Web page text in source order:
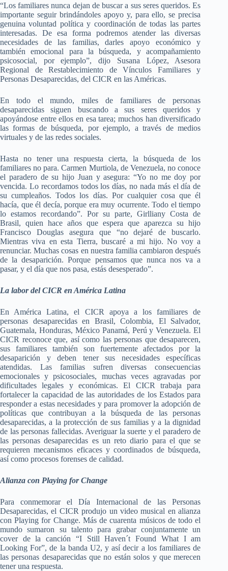
“Los familiares nunca dejan de buscar a sus seres queridos. Es
importante seguir brindándoles apoyo y, para ello, se precisa
genuina voluntad política y coordinación de todas las partes
interesadas. De esa forma podremos atender las diversas
necesidades de las familias, darles apoyo económico y
también emocional para la búsqueda, y acompañamiento
psicosocial, por ejemplo”, dijo Susana López, Asesora
Regional de Restablecimiento de Vínculos Familiares y
Personas Desaparecidas, del CICR en las Américas.
En todo el mundo, miles de familiares de personas
desaparecidas siguen buscando a sus seres queridos y
apoyándose entre ellos en esa tarea; muchos han diversificado
las formas de búsqueda, por ejemplo, a través de medios
virtuales y de las redes sociales.
Hasta no tener una respuesta cierta, la búsqueda de los
familiares no para. Carmen Murtiola, de Venezuela, no conoce
el paradero de su hijo Juan y asegura: “Yo no me doy por
vencida. Lo recordamos todos los días, no nada más el día de
su cumpleaños. Todos los días. Por cualquier cosa que él
hacía, que él decía, porque era muy ocurrente. Todo el tiempo
lo estamos recordando”. Por su parte, Girlliany Costa de
Brasil, quien hace años que espera que aparezca su hijo
Francisco Douglas asegura que “no dejaré de buscarlo.
Mientras viva en esta Tierra, buscaré a mi hijo. No voy a
renunciar. Muchas cosas en nuestra familia cambiaron después
de la desaparición. Porque pensamos que nunca nos va a
pasar, y el día que nos pasa, estás desesperado”.
La labor del CICR en América Latina
En América Latina, el CICR apoya a los familiares de
personas desaparecidas en Brasil, Colombia, El Salvador,
Guatemala, Honduras, México Panamá, Perú y Venezuela. El
CICR reconoce que, así como las personas que desaparecen,
sus familiares también son fuertemente afectados por la
desaparición y deben tener sus necesidades específicas
atendidas. Las familias sufren diversas consecuencias
emocionales y psicosociales, muchas veces agravadas por
dificultades legales y económicas. El CICR trabaja para
fortalecer la capacidad de las autoridades de los Estados para
responder a estas necesidades y para promover la adopción de
políticas que contribuyan a la búsqueda de las personas
desaparecidas, a la protección de sus familias y a la dignidad
de las personas fallecidas. Averiguar la suerte y el paradero de
las personas desaparecidas es un reto diario para el que se
requieren mecanismos eficaces y coordinados de búsqueda,
así como procesos forenses de calidad.
Alianza con Playing for Change
Para conmemorar el Día Internacional de las Personas
Desaparecidas, el CICR produjo un video musical en alianza
con Playing for Change. Más de cuarenta músicos de todo el
mundo sumaron su talento para grabar conjuntamente un
cover de la canción “I Still Haven´t Found What I am
Looking For”, de la banda U2, y así decir a los familiares de
las personas desaparecidas que no están solos y que merecen
tener una respuesta.